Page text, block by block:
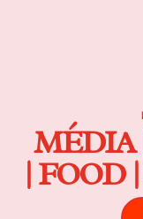
MÉDIA
| FOOD